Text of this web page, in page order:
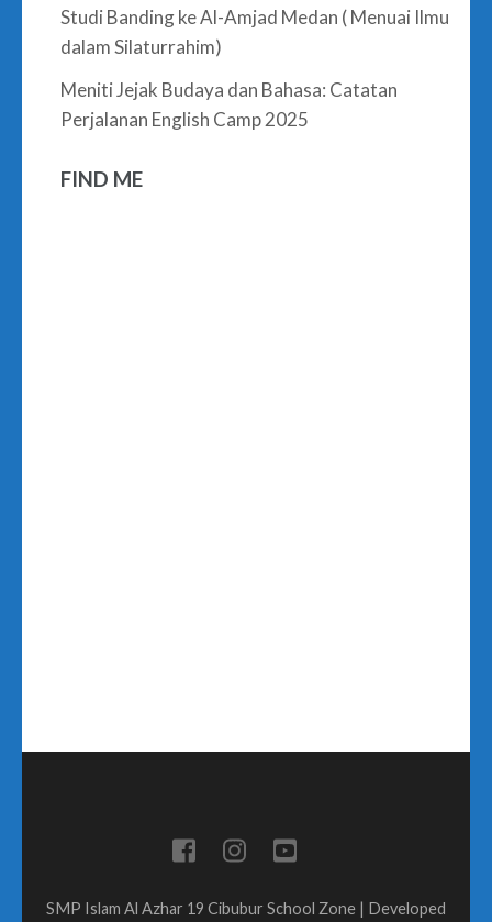
Studi Banding ke Al-Amjad Medan ( Menuai Ilmu
dalam Silaturrahim)
Meniti Jejak Budaya dan Bahasa: Catatan
Perjalanan English Camp 2025
FIND ME
SMP Islam Al Azhar 19 Cibubur School Zone | Developed